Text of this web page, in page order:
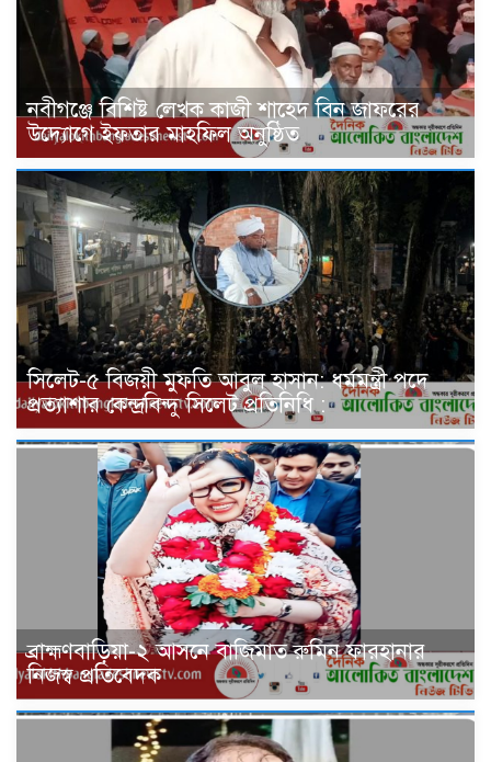
নবীগঞ্জে বিশিষ্ট লেখক কাজী শাহেদ বিন জাফরের
উদ্যোগে ইফতার মাহফিল অনুষ্ঠিত
সিলেট-৫ বিজয়ী মুফতি আবুল হাসান: ধর্মমন্ত্রী পদে
প্রত্যাশার কেন্দ্রবিন্দু সিলেট প্রতিনিধি :
ব্রাহ্মণবাড়িয়া-২ আসনে বাজিমাত রুমিন ফারহানার
নিজস্ব প্রতিবেদক